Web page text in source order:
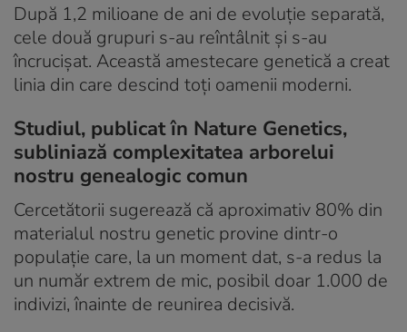
După 1,2 milioane de ani de evoluție separată,
cele două grupuri s-au reîntâlnit și s-au
încrucișat. Această amestecare genetică a creat
linia din care descind toți oamenii moderni.
Studiul, publicat în Nature Genetics,
subliniază complexitatea arborelui
nostru genealogic comun
Cercetătorii sugerează că aproximativ 80% din
materialul nostru genetic provine dintr-o
populație care, la un moment dat, s-a redus la
un număr extrem de mic, posibil doar 1.000 de
indivizi, înainte de reunirea decisivă.